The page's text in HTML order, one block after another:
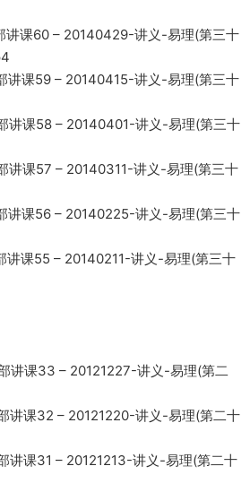
讲课60 – 20140429-讲义-易理(第三十
讲课59 – 20140415-讲义-易理(第三十
讲课58 – 20140401-讲义-易理(第三十
讲课57 – 20140311-讲义-易理(第三十
讲课56 – 20140225-讲义-易理(第三十
讲课55 – 20140211-讲义-易理(第三十
讲课33 – 20121227-讲义-易理(第二
讲课32 – 20121220-讲义-易理(第二十
讲课31 – 20121213-讲义-易理(第二十